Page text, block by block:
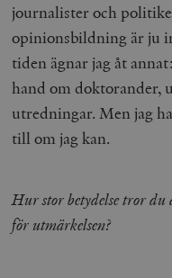
journalister och
opinionsbildning är ju
tiden ägnar jag åt
hand om doktorander,
utredningar. Men jag
till om jag kan.
Hur stor betydelse tror
för utmärkelsen?